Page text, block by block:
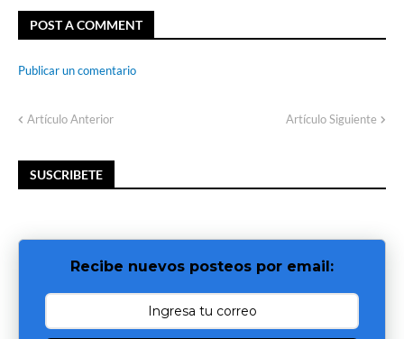
POST A COMMENT
Publicar un comentario
Artículo Anterior Artículo Siguiente
SUSCRIBETE
Recibe nuevos posteos por email: